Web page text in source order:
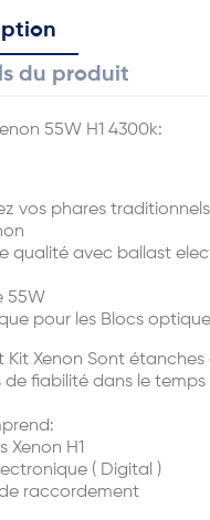
du produit
55W H1 4300k:
vos phares
qualité avec ballast
55W
pour les Blocs
Kit Xenon Sont
de fiabilité dans le temps
Xenon H1
( Digital )
raccordement